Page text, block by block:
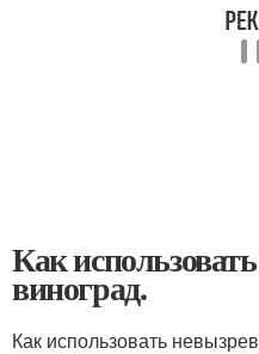
Как
виноград.
Как использовать